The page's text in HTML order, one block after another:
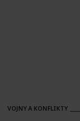
VOJNY A KONFLIKTY